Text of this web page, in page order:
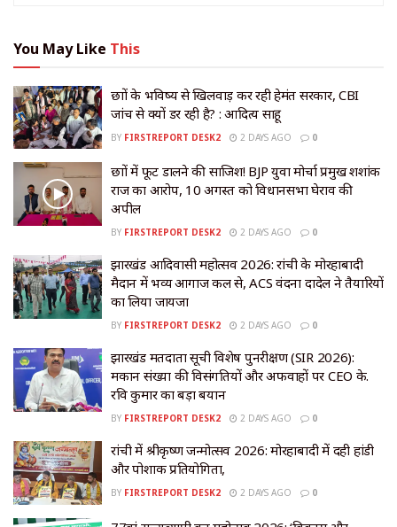
You May Like This
छात्रों के भविष्य से खिलवाड़ कर रही हेमंत सरकार, CBI
जांच से क्यों डर रही है? : आदित्य साहू
BY FIRSTREPORT DESK2 2 DAYS AGO 0
छात्रों में फूट डालने की साजिश! BJP युवा मोर्चा प्रमुख शशांक
राज का आरोप, 10 अगस्त को विधानसभा घेराव की
अपील
BY FIRSTREPORT DESK2 2 DAYS AGO 0
झारखंड आदिवासी महोत्सव 2026: रांची के मोरहाबादी
मैदान में भव्य आगाज कल से, ACS वंदना दादेल ने तैयारियों
का लिया जायजा
BY FIRSTREPORT DESK2 2 DAYS AGO 0
झारखंड मतदाता सूची विशेष पुनरीक्षण (SIR 2026):
मकान संख्या की विसंगतियों और अफवाहों पर CEO के.
रवि कुमार का बड़ा बयान
BY FIRSTREPORT DESK2 2 DAYS AGO 0
रांची में श्रीकृष्ण जन्मोत्सव 2026: मोरहाबादी में दही हांडी
और पोशाक प्रतियोगिता,
BY FIRSTREPORT DESK2 2 DAYS AGO 0